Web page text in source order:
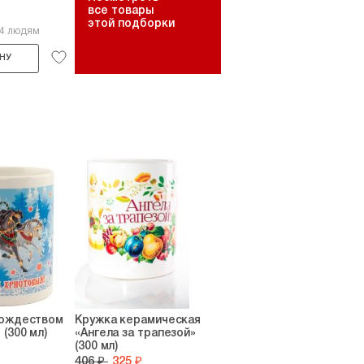
людям
все товары
этой подборки
мл)
Кружка керамическая
«Ангела за трапезой»
(300 мл)
406 ₽ 325 ₽